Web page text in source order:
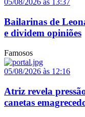
05/08/2026 às 13:37
Bailarinas de
e dividem opiniões
Famosos
05/08/2026 às 12:16
Atriz revela
canetas